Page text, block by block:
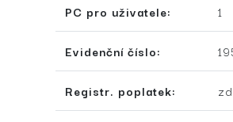
PC pro uživatele: 1
Evidenční číslo:
Registr. poplatek: